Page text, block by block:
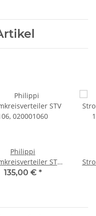
Philippi
STV
106, 020001060
135,00 € *